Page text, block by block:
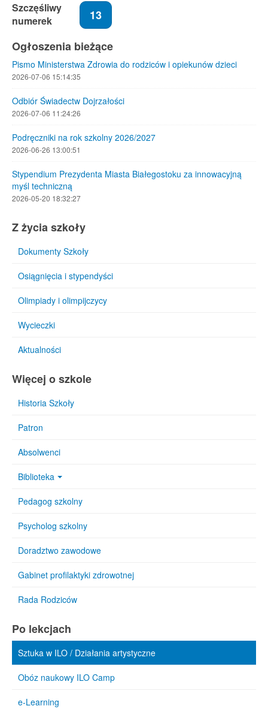
Szczęśliwy
numerek
13
Ogłoszenia bieżące
Pismo Ministerstwa Zdrowia do rodziców i opiekunów dzieci
2026-07-06 15:14:35
Odbiór Świadectw Dojrzałości
2026-07-06 11:24:26
Podręczniki na rok szkolny 2026/2027
2026-06-26 13:00:51
Stypendium Prezydenta Miasta Białegostoku za innowacyjną
myśl techniczną
2026-05-20 18:32:27
Z życia szkoły
Dokumenty Szkoły
Osiągnięcia i stypendyści
Olimpiady i olimpijczycy
Wycieczki
Aktualności
Więcej o szkole
Historia Szkoły
Patron
Absolwenci
Biblioteka
Pedagog szkolny
Psycholog szkolny
Doradztwo zawodowe
Gabinet profilaktyki zdrowotnej
Rada Rodziców
Po lekcjach
Sztuka w ILO / Działania artystyczne
Obóz naukowy ILO Camp
e-Learning